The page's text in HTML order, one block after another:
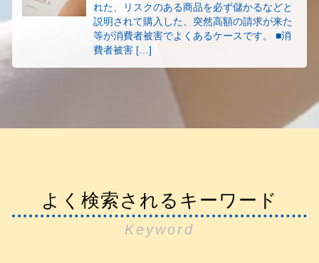
れた、リスクのある商品を必ず儲かるなどと
説明されて購入した、突然高額の請求が来た
等が消費者被害でよくあるケースです。 ■消
費者被害 […]
よく検索されるキーワード
Keyword